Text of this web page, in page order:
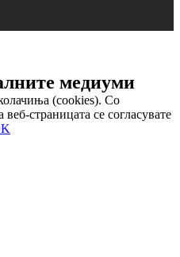
медиуми
(cookies). Со
страницата се согласувате